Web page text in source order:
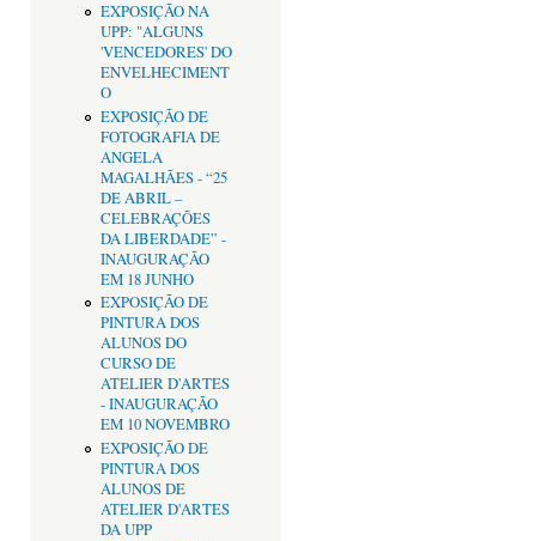
EXPOSIÇÃO NA
UPP: "ALGUNS
'VENCEDORES' DO
ENVELHECIMENT
O
EXPOSIÇÃO DE
FOTOGRAFIA DE
ANGELA
MAGALHÃES - “25
DE ABRIL –
CELEBRAÇÕES
DA LIBERDADE” -
INAUGURAÇÃO
EM 18 JUNHO
EXPOSIÇÃO DE
PINTURA DOS
ALUNOS DO
CURSO DE
ATELIER D'ARTES
- INAUGURAÇÃO
EM 10 NOVEMBRO
EXPOSIÇÃO DE
PINTURA DOS
ALUNOS DE
ATELIER D'ARTES
DA UPP